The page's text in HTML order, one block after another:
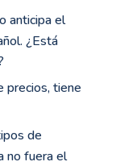
anticipa el
¿Está
precios, tiene
de
no fuera el